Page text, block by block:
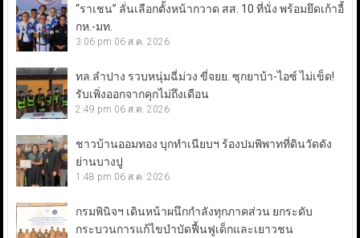
“ราเชน” ลั่นเลือกตั้งหน้ากวาด สส. 10 ที่นั่ง พร้อมยึดเก้าอี้
กห.-มท.
3:06 pm 06 ส.ค. 2026
ทล.ลำปาง รวบหนุ่มฉี่ม่วง ขี่จยย. ซุกยาบ้า-ไอซ์ ไม่เข็ด!
รับเพิ่งออกจากคุกไม่ถึงเดือน
2:49 pm 06 ส.ค. 2026
ชาวบ้านออมทอง บุกทำเนียบฯ ร้องปมพิพาทที่ดินวัดดัง
ย่านบางปู
1:48 pm 06 ส.ค. 2026
กรมพินิจฯ เดินหน้าผนึกกำลังทุกภาคส่วน ยกระดับ
กระบวนการแก้ไขบำบัดฟื้นฟูเด็กและเยาวชน